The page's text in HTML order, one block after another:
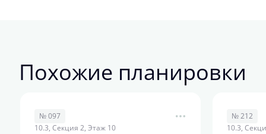
Похожие планировки
№ 097
10.3, Секция 2, Этаж 10
№ 212
10.3,